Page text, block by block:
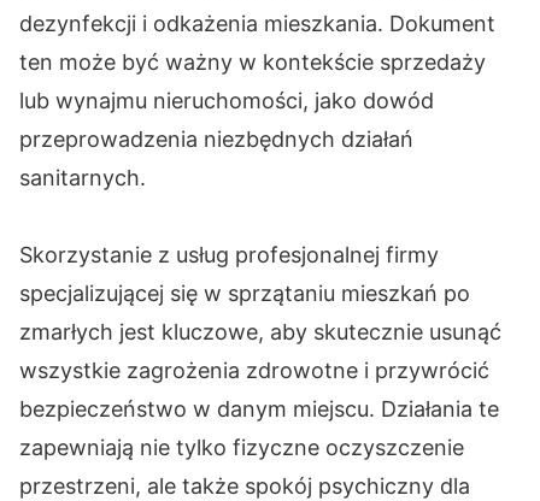
dezynfekcji i odkażenia mieszkania. Dokument
ten może być ważny w kontekście sprzedaży
lub wynajmu nieruchomości, jako dowód
przeprowadzenia niezbędnych działań
sanitarnych.
Skorzystanie z usług profesjonalnej firmy
specjalizującej się w sprzątaniu mieszkań po
zmarłych jest kluczowe, aby skutecznie usunąć
wszystkie zagrożenia zdrowotne i przywrócić
bezpieczeństwo w danym miejscu. Działania te
zapewniają nie tylko fizyczne oczyszczenie
przestrzeni, ale także spokój psychiczny dla